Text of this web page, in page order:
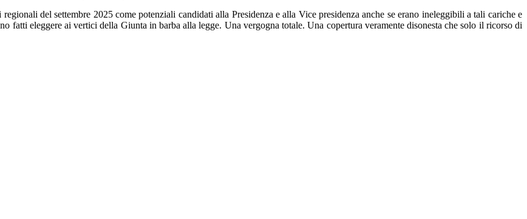
del settembre 2025 come potenziali candidati alla Presidenza e alla Vice presidenza anche se erano ineleggibili a tali cariche e
fatti eleggere ai vertici della Giunta in barba alla legge. Una vergogna totale. Una copertura veramente disonesta che solo il ricorso di